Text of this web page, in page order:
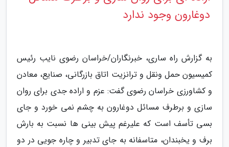
دوغارون وجود ندارد
به گزارش راه ساری، خبرنگاران/خراسان رضوی نایب رئیس
کمیسیون حمل ونقل و ترانزیت اتاق بازرگانی، صنایع، معادن
و کشاورزی خراسان رضوی گفت: عزم و اراده جدی برای روان
سازی و برطرف مسائل دوغارون به چشم نمی خورد و جای
بسی تأسف است که علیرغم پیش بینی ها نسبت به بارش
برف و یخبندان، متاسفانه به جای تدبیر و چاره جویی در دو